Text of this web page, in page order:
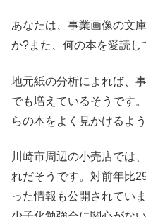
あなたは、事業画像の文
か?また、何の本を愛読し
地元紙の分析によれば、
でも増えているそうです
らの本をよく見かけるよ
川崎市周辺の小売店では
れだそうです。対前年比
った情報も公開されてい